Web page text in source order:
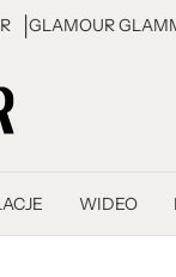
GLAMOUR
WIDEO